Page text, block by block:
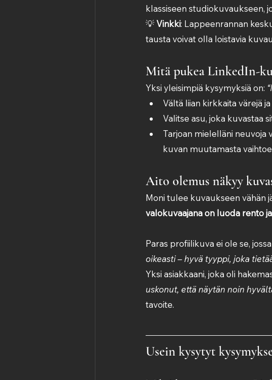
klassiseen studiokuvaukseen,
💡 Vinkki: Lappeenrannan
tausta voivat olla loistavia
Mitä pukea LinkedIn-
Yksi yleisimpiä kysymyksiä on:
Vältä liian kirkkaita värejä
Valitse asu, joka kuvastaa
Tarjoan mielelläni neuvoja
kuvan muutamasta
Aito olemus näkyy
Moni tulee kuvaukseen vähän
valokuvaajana on luoda rento
Paras profiilikuva ei ole se,
oikeasti – hyvä tyyppi, joka
Yksi asiakkaani, joka oli
uskonut, että näytän noin
tavoite.
Usein kysytyt